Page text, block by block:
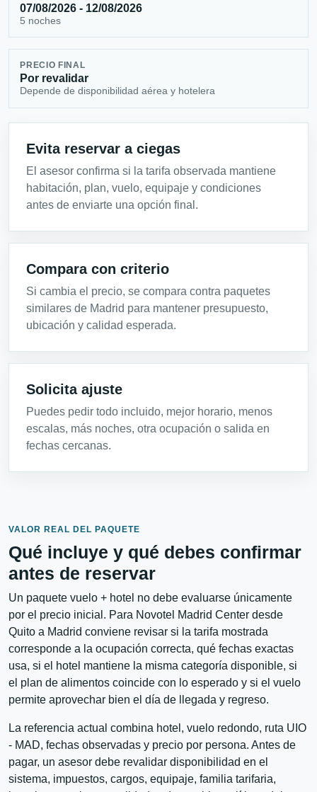
07/08/2026 - 12/08/2026
5 noches
PRECIO FINAL
Por revalidar
Depende de disponibilidad aérea y hotelera
Evita reservar a ciegas
El asesor confirma si la tarifa observada mantiene
habitación, plan, vuelo, equipaje y condiciones
antes de enviarte una opción final.
Compara con criterio
Si cambia el precio, se compara contra paquetes
similares de Madrid para mantener presupuesto,
ubicación y calidad esperada.
Solicita ajuste
Puedes pedir todo incluido, mejor horario, menos
escalas, más noches, otra ocupación o salida en
fechas cercanas.
VALOR REAL DEL PAQUETE
Qué incluye y qué debes confirmar
antes de reservar
Un paquete vuelo + hotel no debe evaluarse únicamente
por el precio inicial. Para Novotel Madrid Center desde
Quito a Madrid conviene revisar si la tarifa mostrada
corresponde a la ocupación correcta, qué fechas exactas
usa, si el hotel mantiene la misma categoría disponible, si
el plan de alimentos coincide con lo esperado y si el vuelo
permite aprovechar bien el día de llegada y regreso.
La referencia actual combina hotel, vuelo redondo, ruta UIO
- MAD, fechas observadas y precio por persona. Antes de
pagar, un asesor debe revalidar disponibilidad en el
sistema, impuestos, cargos, equipaje, familia tarifaria,